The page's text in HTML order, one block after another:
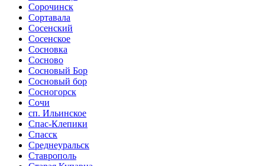
Сорочинск
Сортавала
Сосенский
Сосенское
Сосновка
Сосново
Сосновый Бор
Сосновый бор
Сосногорск
Сочи
сп. Ильинское
Спас-Клепики
Спасск
Среднеуральск
Ставрополь